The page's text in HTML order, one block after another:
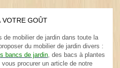
VOTRE GOÛT
de mobilier de jardin dans toute la
du mobilier de jardin divers :
bancs de jardin, des bacs à plantes
procurer un article de notre